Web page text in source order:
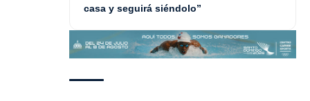
casa y seguirá siéndolo”